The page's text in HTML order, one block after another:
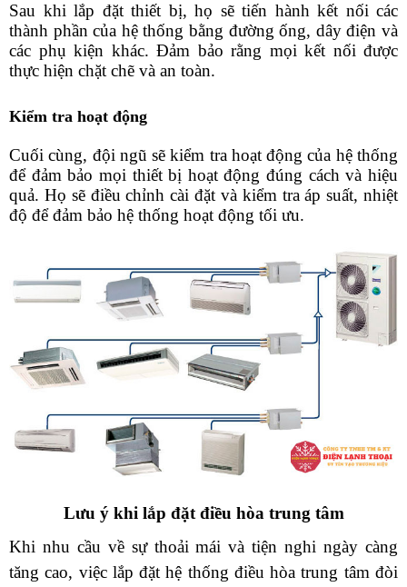
Sau khi lắp đặt thiết bị, họ sẽ tiến hành kết nối các
thành phần của hệ thống bằng đường ống, dây điện và
các phụ kiện khác. Đảm bảo rằng mọi kết nối được
thực hiện chặt chẽ và an toàn.
Kiểm tra hoạt động
Cuối cùng, đội ngũ sẽ kiểm tra hoạt động của hệ thống
để đảm bảo mọi thiết bị hoạt động đúng cách và hiệu
quả. Họ sẽ điều chỉnh cài đặt và kiểm tra áp suất, nhiệt
độ để đảm bảo hệ thống hoạt động tối ưu.
Lưu ý khi lắp đặt điều hòa trung tâm
Khi nhu cầu về sự thoải mái và tiện nghi ngày càng
tăng cao, việc lắp đặt hệ thống điều hòa trung tâm đòi